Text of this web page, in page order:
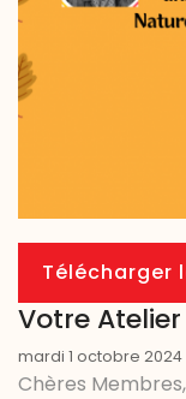
Télécharger
Votre
mardi 1 octobre 2024
Chères